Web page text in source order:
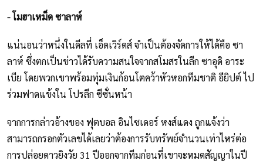
- โมฮาเหม็ด ซาลาห์
แน่นอนว่าหนึ่งในดีลที่ เอ็ดเวิร์ดส์ จำเป็นต้องจัดการให้ได้คือ ซา
ลาห์ ซึ่งตกเป็นข่าวได้รับความสนใจจากสโมสรในลีก ซาอุดิ อาระ
เบีย โดยพวกเขาพร้อมทุ่มเงินก้อนโตคว้าหัวหอกทีมชาติ อียิปต์ ไป
ร่วมฟาดแข้งใน โปรลีก ซีซั่นหน้า
จากการกล่าวอ้างของ ฟุตบอล อินไซเดอร์ หงส์แดง ถูกแจ้งว่า
สามารถกรอกตัวเลขได้เลยว่าต้องการรับทรัพย์จำนวนเท่าไหร่ต่อ
การปล่อยดาวยิงวัย 31 ปีออกจากทีมก่อนที่เขาจะหมดสัญญาในปี